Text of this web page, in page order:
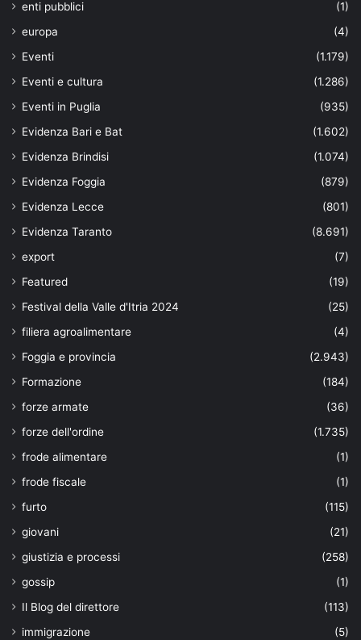
enti pubblici
(1)
europa
(4)
Eventi
(1.179)
Eventi e cultura
(1.286)
Eventi in Puglia
(935)
Evidenza Bari e Bat
(1.602)
Evidenza Brindisi
(1.074)
Evidenza Foggia
(879)
Evidenza Lecce
(801)
Evidenza Taranto
(8.691)
export
(7)
Featured
(19)
Festival della Valle d'Itria 2024
(25)
filiera agroalimentare
(4)
Foggia e provincia
(2.943)
Formazione
(184)
forze armate
(36)
forze dell'ordine
(1.735)
frode alimentare
(1)
frode fiscale
(1)
furto
(115)
giovani
(21)
giustizia e processi
(258)
gossip
(1)
Il Blog del direttore
(113)
immigrazione
(5)